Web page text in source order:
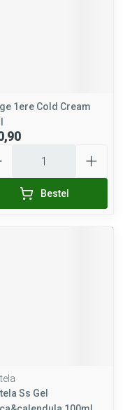
1ere Cold Cream
Bestel
Ss Gel